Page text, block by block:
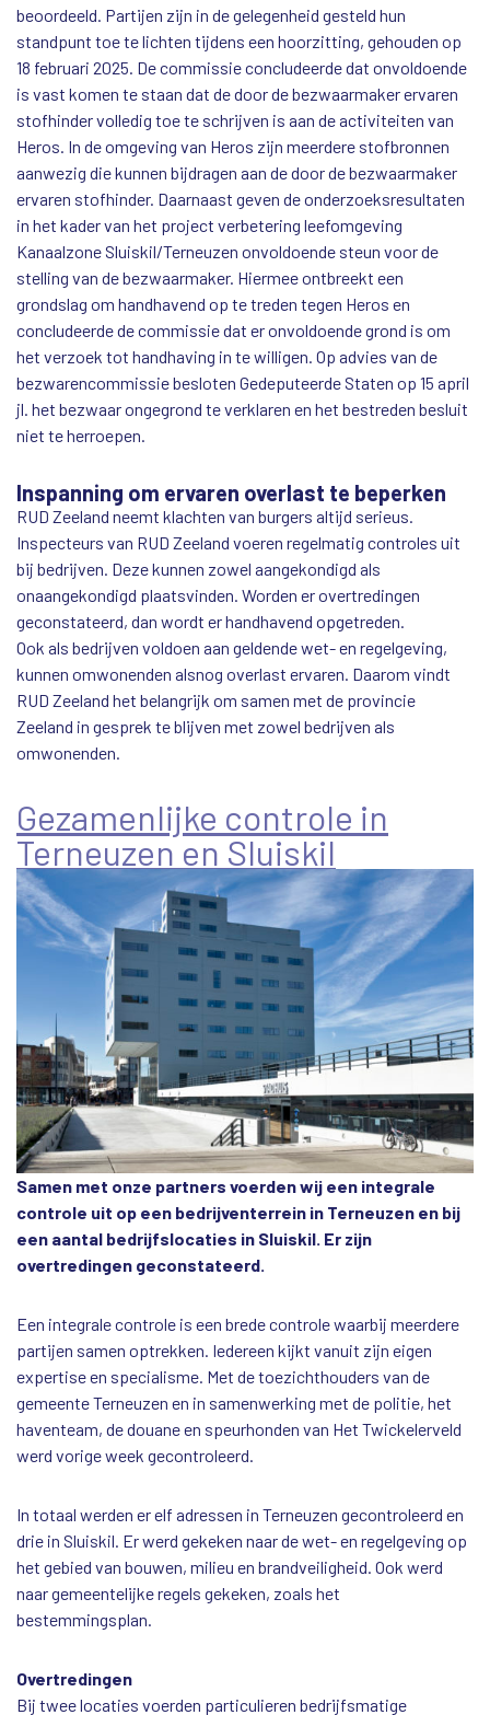
beoordeeld. Partijen zijn in de gelegenheid gesteld hun
standpunt toe te lichten tijdens een hoorzitting, gehouden op
18 februari 2025. De commissie concludeerde dat onvoldoende
is vast komen te staan dat de door de bezwaarmaker ervaren
stofhinder volledig toe te schrijven is aan de activiteiten van
Heros. In de omgeving van Heros zijn meerdere stofbronnen
aanwezig die kunnen bijdragen aan de door de bezwaarmaker
ervaren stofhinder. Daarnaast geven de onderzoeksresultaten
in het kader van het project verbetering leefomgeving
Kanaalzone Sluiskil/Terneuzen onvoldoende steun voor de
stelling van de bezwaarmaker. Hiermee ontbreekt een
grondslag om handhavend op te treden tegen Heros en
concludeerde de commissie dat er onvoldoende grond is om
het verzoek tot handhaving in te willigen. Op advies van de
bezwarencommissie besloten Gedeputeerde Staten op 15 april
jl. het bezwaar ongegrond te verklaren en het bestreden besluit
niet te herroepen.
Inspanning om ervaren overlast te beperken
RUD Zeeland neemt klachten van burgers altijd serieus.
Inspecteurs van RUD Zeeland voeren regelmatig controles uit
bij bedrijven. Deze kunnen zowel aangekondigd als
onaangekondigd plaatsvinden. Worden er overtredingen
geconstateerd, dan wordt er handhavend opgetreden.
Ook als bedrijven voldoen aan geldende wet- en regelgeving,
kunnen omwonenden alsnog overlast ervaren. Daarom vindt
RUD Zeeland het belangrijk om samen met de provincie
Zeeland in gesprek te blijven met zowel bedrijven als
omwonenden.
Gezamenlijke controle in
Terneuzen en Sluiskil
Samen met onze partners voerden wij een integrale
controle uit op een bedrijventerrein in Terneuzen en bij
een aantal bedrijfslocaties in Sluiskil. Er zijn
overtredingen geconstateerd.
Een integrale controle is een brede controle waarbij meerdere
partijen samen optrekken. Iedereen kijkt vanuit zijn eigen
expertise en specialisme. Met de toezichthouders van de
gemeente Terneuzen en in samenwerking met de politie, het
haventeam, de douane en speurhonden van Het Twickelerveld
werd vorige week gecontroleerd.
In totaal werden er elf adressen in Terneuzen gecontroleerd en
drie in Sluiskil. Er werd gekeken naar de wet- en regelgeving op
het gebied van bouwen, milieu en brandveiligheid. Ook werd
naar gemeentelijke regels gekeken, zoals het
bestemmingsplan.
Overtredingen
Bij twee locaties voerden particulieren bedrijfsmatige